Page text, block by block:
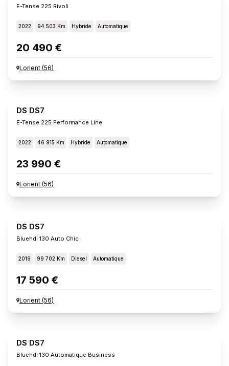
E-Tense 225 Rivoli
2022 94 503 Km Hybride Automatique
20 490 €
Lorient (56)
DS DS7
E-Tense 225 Performance Line
2022 46 915 Km Hybride Automatique
23 990 €
Lorient (56)
DS DS7
Bluehdi 130 Auto Chic
2019 99 702 Km Diesel Automatique
17 590 €
Lorient (56)
DS DS7
Bluehdi 130 Automatique Business